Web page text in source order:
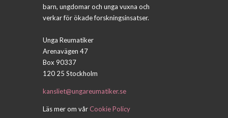
barn, ungdomar och unga vuxna och
verkar för ökade forskningsinsatser.
Unga Reumatiker
Arenavägen 47
Box 90337
120 25 Stockholm
kansliet@ungareumatiker.se
Läs mer om vårCookie Policy